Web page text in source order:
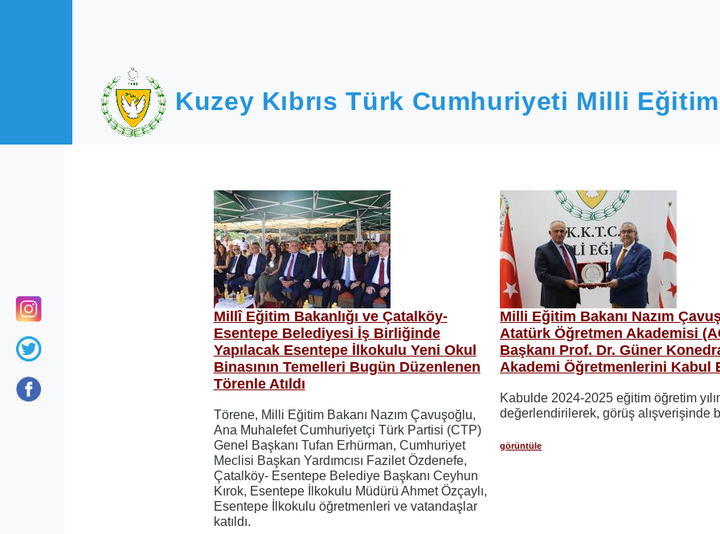
Kuzey Kıbrıs Türk Cumhuriyeti Milli Eğitim
Millî Eğitim Bakanlığı ve Çatalköy-
Esentepe Belediyesi İş Birliğinde
Yapılacak Esentepe İlkokulu Yeni Okul
Binasının Temelleri Bugün Düzenlenen
Törenle Atıldı
Törene, Milli Eğitim Bakanı Nazım Çavuşoğlu,
Ana Muhalefet Cumhuriyetçi Türk Partisi (CTP)
Genel Başkanı Tufan Erhürman, Cumhuriyet
Meclisi Başkan Yardımcısı Fazilet Özdenefe,
Çatalköy- Esentepe Belediye Başkanı Ceyhun
Kırok, Esentepe İlkokulu Müdürü Ahmet Özçaylı,
Esentepe İlkokulu öğretmenleri ve vatandaşlar
katıldı.
Milli Eğitim Bakanı Nazım
Atatürk Öğretmen Akademisi
Başkanı Prof. Dr. Güner
Akademi Öğretmenlerini Kabul
Kabulde 2024-2025 eğitim öğretim
değerlendirilerek, görüş alışverişinde
görüntüle